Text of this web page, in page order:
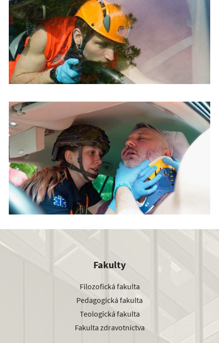
pomoci v Českej republike
Fakulty
Filozofická fakulta
Pedagogická fakulta
Teologická fakulta
Fakulta zdravotníctva